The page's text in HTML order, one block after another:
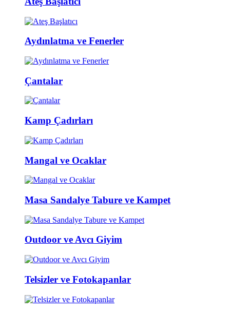
Aydınlatma ve Fenerler
Çantalar
Kamp Çadırları
Mangal ve Ocaklar
Masa Sandalye Tabure ve Kampet
Outdoor ve Avcı Giyim
Telsizler ve Fotokapanlar